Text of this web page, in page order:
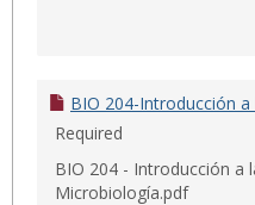
BIO 204-Introducción
Required
BIO 204 - Introducción a
Microbiología.pdf